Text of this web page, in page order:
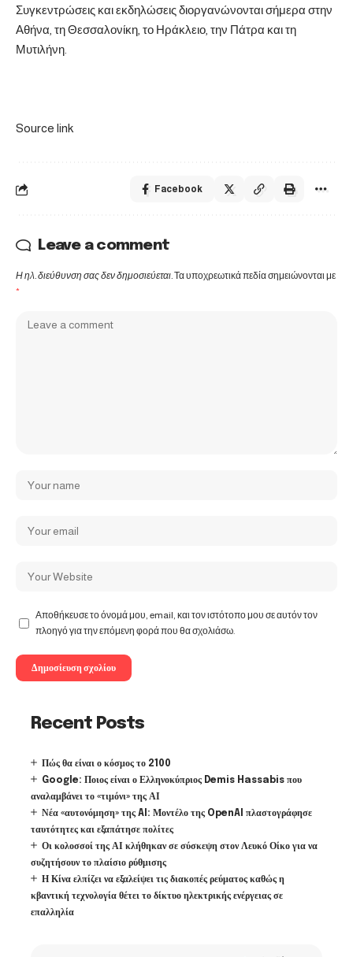
Συγκεντρώσεις και εκδηλώσεις διοργανώνονται σήμερα στην
Αθήνα, τη Θεσσαλονίκη, το Ηράκλειο, την Πάτρα και τη
Μυτιλήνη.
Source link
Facebook
Leave a comment
Η ηλ. διεύθυνση σας δεν δημοσιεύεται.Τα υποχρεωτικά πεδία σημειώνονται με
*
Αποθήκευσε το όνομά μου, email, και τον ιστότοπο μου σε αυτόν τον
πλοηγό για την επόμενη φορά που θα σχολιάσω.
Recent Posts
Πώς θα είναι ο κόσμος το 2100
Google: Ποιος είναι ο Ελληνοκύπριος Demis Hassabis που
αναλαμβάνει το «τιμόνι» της ΑΙ
Νέα «αυτονόμηση» της AI: Μοντέλο της OpenAI πλαστογράφησε
ταυτότητες και εξαπάτησε πολίτες
Οι κολοσσοί της ΑΙ κλήθηκαν σε σύσκεψη στον Λευκό Οίκο για να
συζητήσουν το πλαίσιο ρύθμισης
Η Κίνα ελπίζει να εξαλείψει τις διακοπές ρεύματος καθώς η
κβαντική τεχνολογία θέτει το δίκτυο ηλεκτρικής ενέργειας σε
επαλληλία